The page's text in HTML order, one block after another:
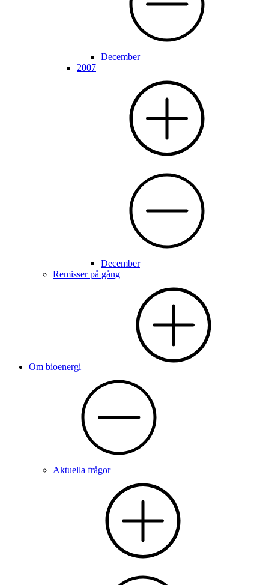
December
2007
December
Remisser på gång
Om bioenergi
Aktuella frågor